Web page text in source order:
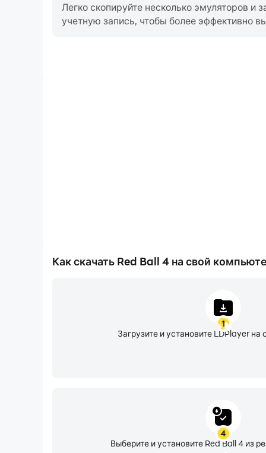
Легко скопируйте несколько эмуляторов и
учетную запись, чтобы более эффективно
Как скачать Red Ball 4 на свой
1
Загрузите и установите LDPlayer на
4
Выберите и установите Red Ball 4 из